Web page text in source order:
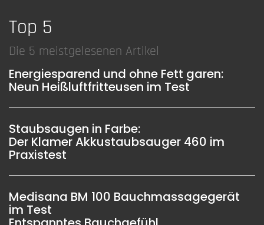
Top 5
Die 5 meistgelesenen Artikel
Energiesparend und ohne Fett garen:
Neun Heißluftfritteusen im Test
Staubsaugen in Farbe:
Der Klamer Akkustaubsauger 460 im
Praxistest
Medisana BM 100 Bauchmassagegerät
im Test